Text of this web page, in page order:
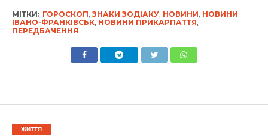
МІТКИ: ГОРОСКОП, ЗНАКИ ЗОДІАКУ, НОВИНИ, НОВИНИ
ІВАНО-ФРАНКІВСЬК, НОВИНИ ПРИКАРПАТТЯ,
ПЕРЕДБАЧЕННЯ
ЖИТТЯ